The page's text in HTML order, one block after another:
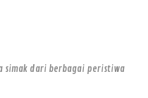
simak dari berbagai peristiwa